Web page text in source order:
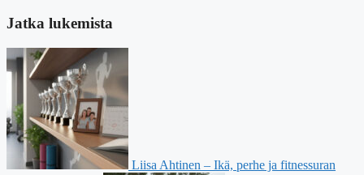
Jatka lukemista
Liisa Ahtinen – Ikä, perhe ja fitnessuran